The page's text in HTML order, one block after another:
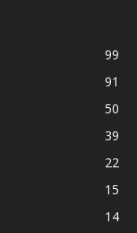
99
91
50
39
22
15
14